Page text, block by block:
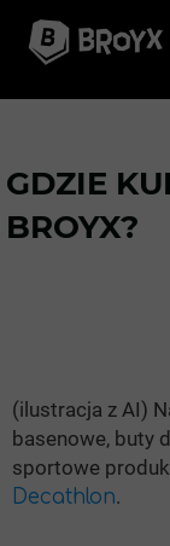
GDZIE
BROYX?
(ilustracja z AI)
basenowe, buty
sportowe
Decathlon.